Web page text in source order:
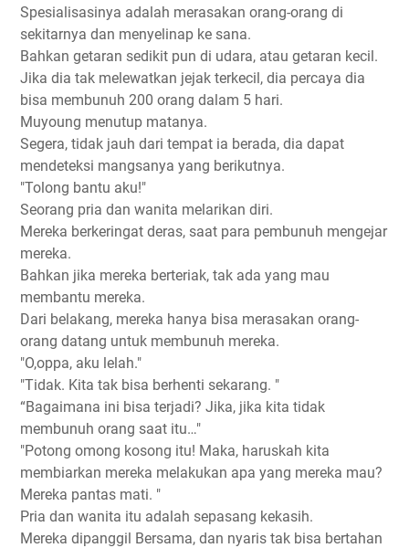
Spesialisasinya adalah merasakan orang-orang di
sekitarnya dan menyelinap ke sana.
Bahkan getaran sedikit pun di udara, atau getaran kecil.
Jika dia tak melewatkan jejak terkecil, dia percaya dia
bisa membunuh 200 orang dalam 5 hari.
Muyoung menutup matanya.
Segera, tidak jauh dari tempat ia berada, dia dapat
mendeteksi mangsanya yang berikutnya.
"Tolong bantu aku!"
Seorang pria dan wanita melarikan diri.
Mereka berkeringat deras, saat para pembunuh mengejar
mereka.
Bahkan jika mereka berteriak, tak ada yang mau
membantu mereka.
Dari belakang, mereka hanya bisa merasakan orang-
orang datang untuk membunuh mereka.
"O,oppa, aku lelah."
"Tidak. Kita tak bisa berhenti sekarang. "
“Bagaimana ini bisa terjadi? Jika, jika kita tidak
membunuh orang saat itu…"
"Potong omong kosong itu! Maka, haruskah kita
membiarkan mereka melakukan apa yang mereka mau?
Mereka pantas mati. "
Pria dan wanita itu adalah sepasang kekasih.
Mereka dipanggil Bersama, dan nyaris tak bisa bertahan